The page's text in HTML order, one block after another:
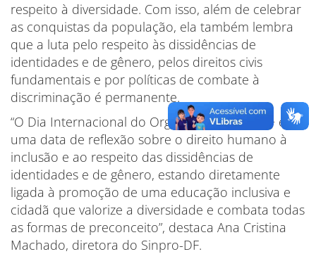
respeito à diversidade. Com isso, além de celebrar
as conquistas da população, ela também lembra
que a luta pelo respeito às dissidências de
identidades e de gênero, pelos direitos civis
fundamentais e por políticas de combate à
discriminação é permanente.
“O Dia Internacional do Orgulho LGBTQIAPN+ é
uma data de reflexão sobre o direito humano à
inclusão e ao respeito das dissidências de
identidades e de gênero, estando diretamente
ligada à promoção de uma educação inclusiva e
cidadã que valorize a diversidade e combata todas
as formas de preconceito”, destaca Ana Cristina
Machado, diretora do Sinpro-DF.